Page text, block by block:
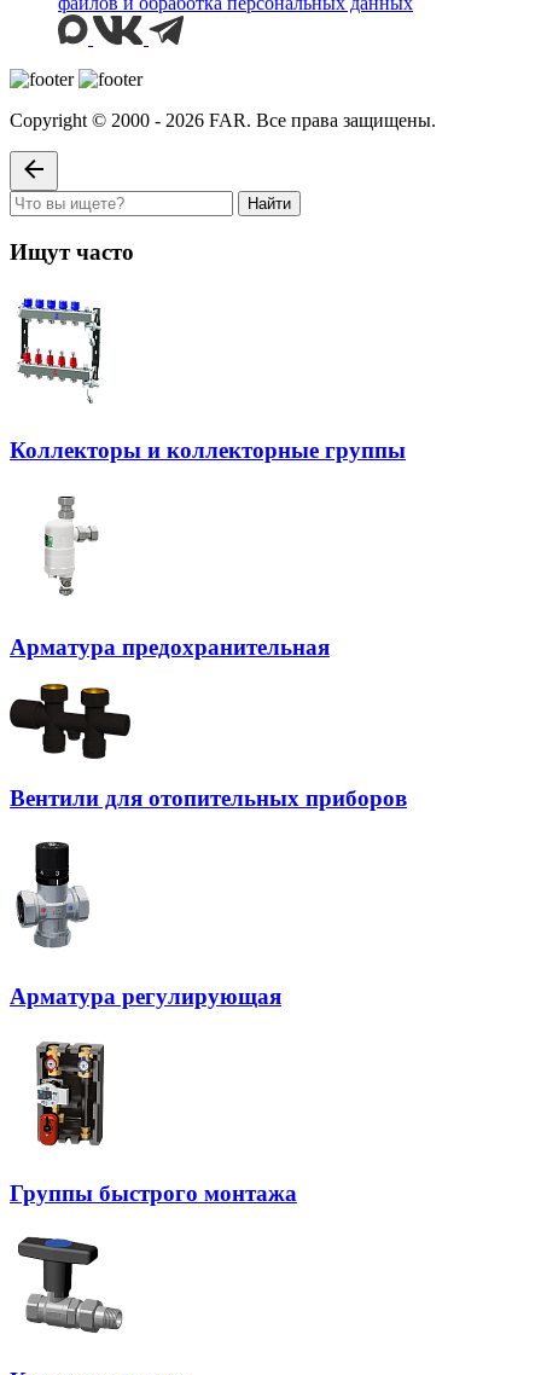
Copyright © 2000 - 2026 FAR. Все права защищены.
Найти
Ищут часто
Коллекторы и коллекторные группы
Арматура предохранительная
Вентили для отопительных приборов
Арматура регулирующая
Группы быстрого монтажа